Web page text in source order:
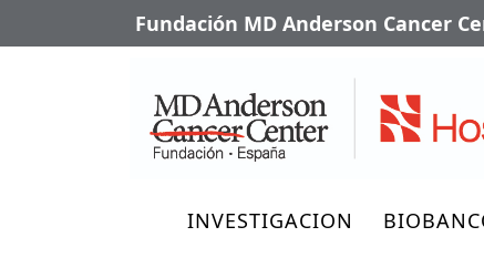
Fundación MD Anderson Cancer
INVESTIGACION